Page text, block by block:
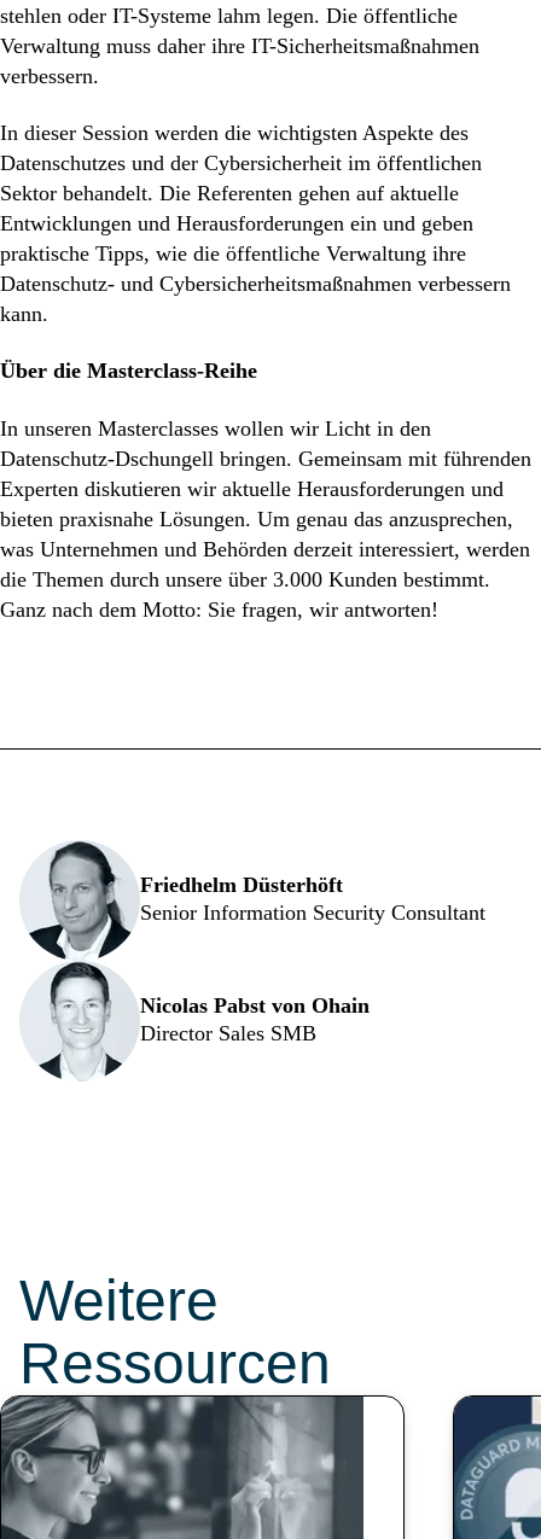
Um das gewünschte Video abspielen zu
dass eine Verbindung zu den Servern von
YouTube, LLC, 901 Cherry Ave., San Bruno,
CA 94066, USA hergestellt wird. Damit
werden personenbezogene Daten (Geräte- und
Browserinformationen (Insbesondere die IP-
Adresse und das Betriebssystem) an den
YouTube immer entsperren
stehlen oder IT-Systeme lahm legen. Die öffentliche
Verwaltung muss daher ihre IT-Sicherheitsmaßnahmen
verbessern.
In dieser Session werden die wichtigsten Aspekte des
Datenschutzes und der Cybersicherheit im öffentlichen
Sektor behandelt. Die Referenten gehen auf aktuelle
Entwicklungen und Herausforderungen ein und geben
praktische Tipps, wie die öffentliche Verwaltung ihre
Datenschutz- und Cybersicherheitsmaßnahmen verbessern
kann.
Über die Masterclass-Reihe
In unseren Masterclasses wollen wir Licht in den
Datenschutz-Dschungell bringen. Gemeinsam mit führenden
Experten diskutieren wir aktuelle Herausforderungen und
bieten praxisnahe Lösungen. Um genau das anzusprechen,
was Unternehmen und Behörden derzeit interessiert, werden
die Themen durch unsere über 3.000 Kunden bestimmt.
Ganz nach dem Motto: Sie fragen, wir antworten!
Friedhelm Düsterhöft
Senior Information Security Consultant
Nicolas Pabst von Ohain
Director Sales SMB
Weitere
Ressourcen